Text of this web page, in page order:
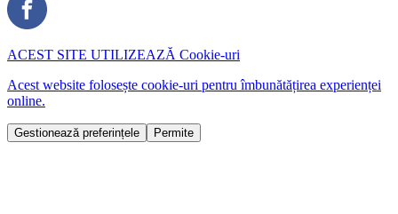
ACEST SITE UTILIZEAZĂ Cookie-uri
Acest website folosește cookie-uri pentru îmbunătățirea experienței
online.
Gestionează preferințele Permite